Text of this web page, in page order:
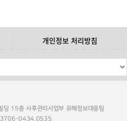
개인정보 처리방침
딩 15층 사후관리사업부 유해정보대응팀
0434,0535